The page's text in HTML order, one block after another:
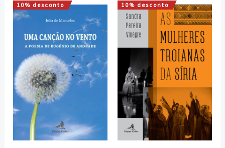
10% desconto
O
preço
era:
12,00 €.
O
preço
atual
é:
10,80 €.
10% desconto
O
preço
original
16,00 €.
O
preço
atual
14,40 €.